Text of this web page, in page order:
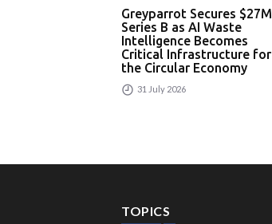
Greyparrot Secures $27M
Series B as AI Waste
Intelligence Becomes
Critical Infrastructure for
the Circular Economy
31 July 2026
TOPICS